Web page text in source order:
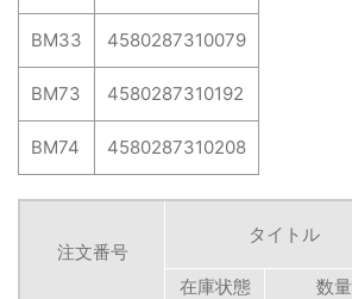
BM33 4580287310079
BM73 4580287310192
BM74 4580287310208
注文番号
タイトル
在庫状態 数量